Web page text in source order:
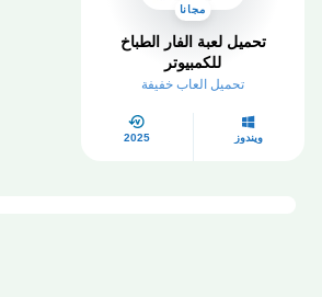
مجانا
تحميل لعبة الفار الطباخ
للكمبيوتر
تحميل العاب خفيفة
ويندوز 2025